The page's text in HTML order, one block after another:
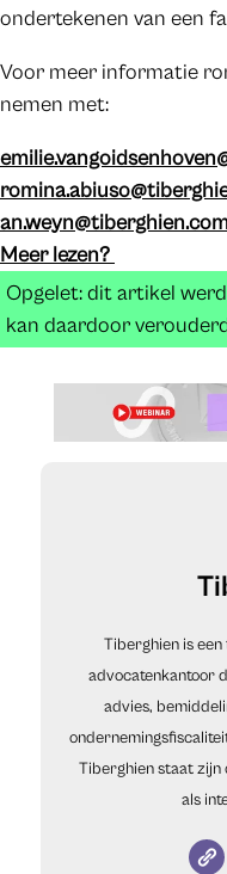
ondertekenen van een
Voor meer informatie
nemen met:
Meer lezen?
Opgelet: dit artikel
kan daardoor
Tiberghien is
advocatenkantoor
advies,
Tiberghien staat zijn
als